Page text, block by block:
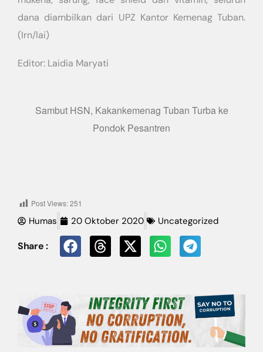
dana diambilkan dari UPZ Kantor Kemenag Tuban.
(Irn/lai)
Editor: Laidia Maryati
Sambut HSN, Kakankemenag Tuban Turba ke
Pondok Pesantren
Post Views:251
Humas 20 Oktober 2020 Uncategorized
Share :